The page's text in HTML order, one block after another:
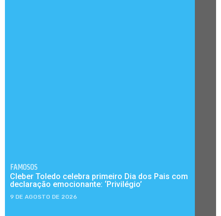
FAMOSOS
Cleber Toledo celebra primeiro Dia dos Pais com
declaração emocionante: ‘Privilégio’
9 DE AGOSTO DE 2026